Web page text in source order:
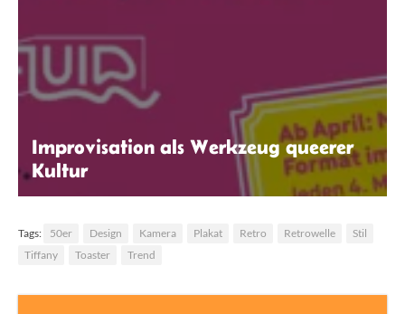
Improvisation als Werkzeug queerer
Kultur
Tags: 50er Design Kamera Plakat Retro Retrowelle
Stil
Tiffany
Toaster Trend